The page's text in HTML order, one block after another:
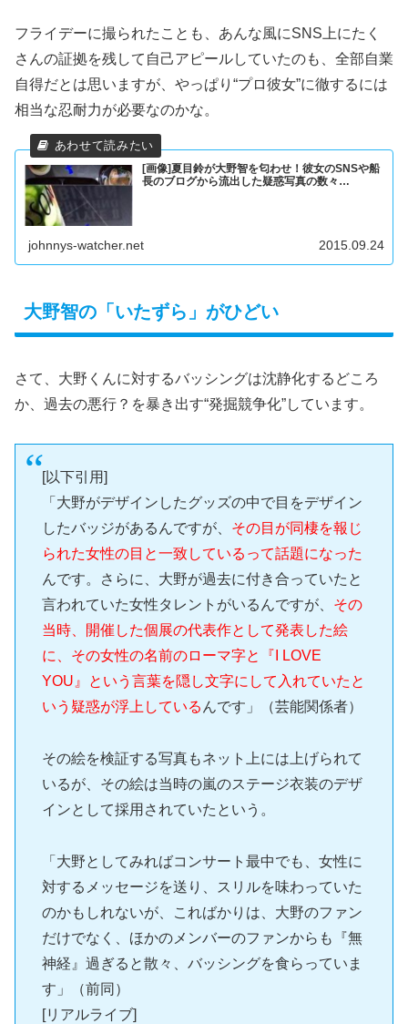
フライデーに撮られたことも、あんな風にSNS上にたく
さんの証拠を残して自己アピールしていたのも、全部自業
自得だとは思いますが、やっぱり“プロ彼女”に徹するには
相当な忍耐力が必要なのかな。
[画像]夏目鈴が大野智を匂わせ！彼女のSNSや船
長のブログから流出した疑惑写真の数々…
johnnys-watcher.net 2015.09.24
大野智の「いたずら」がひどい
さて、大野くんに対するバッシングは沈静化するどころ
か、過去の悪行？を暴き出す“発掘競争化”しています。
[以下引用]
「大野がデザインしたグッズの中で目をデザイン
したバッジがあるんですが、 その目が同棲を報じ
られた女性の目と一致しているって話題になった
んです。さらに、大野が過去に付き合っていたと
言われていた女性タレントがいるんですが、 その
当時、開催した個展の代表作として発表した絵
に、その女性の名前のローマ字と『I LOVE
YOU』という言葉を隠し文字にして入れていたと
いう疑惑が浮上している んです」（芸能関係者）
その絵を検証する写真もネット上には上げられて
いるが、その絵は当時の嵐のステージ衣装のデザ
インとして採用されていたという。
「大野としてみればコンサート最中でも、女性に
対するメッセージを送り、スリルを味わっていた
のかもしれないが、こればかりは、大野のファン
だけでなく、ほかのメンバーのファンからも『無
神経』過ぎると散々、バッシングを食らっていま
す」（前同）
[リアルライブ]